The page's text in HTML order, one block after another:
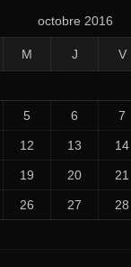
octobre 2016
M J V
5 6 7
12 13 14
19 20 21
26 27 28